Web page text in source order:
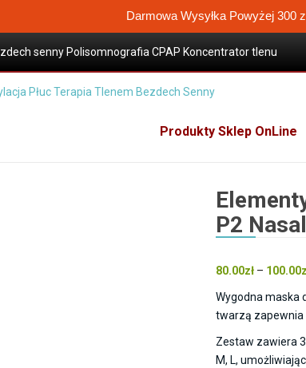
Darmowa Wysyłka Powyżej 300
senny Polisomnografia CPAP Koncentrator tlenu
terapia tlenem
Maski CPAP
Akcesoria do masek CPAP
Produkty Sklep OnLine
P2
80.00zł – 100.00
Wygodna maska
twarzą zapewnia
Zestaw zawiera
M, L,